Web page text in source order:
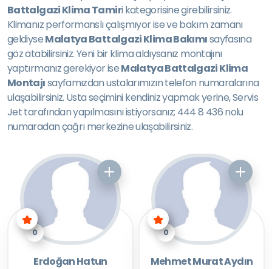
Battalgazi Klima Tamiri kategorisine girebilirsiniz.
Klimanız performanslı çalışmıyor ise ve bakım zamanı
geldiyseMalatya Battalgazi Klima Bakımısayfasına
göz atabilirsiniz. Yeni bir klima aldıysanız montajını
yaptırmanız gerekiyor iseMalatya Battalgazi Klima
Montajısayfamızdan ustalarımızın telefon numaralarına
ulaşabilirsiniz. Usta seçimini kendiniz yapmak yerine, Servis
Jet tarafından yapılmasını istiyorsanız; 444 8 436 nolu
numaradan çağrı merkezine ulaşabilirsiniz.
0
Erdoğan Hatun
0
Mehmet Murat Aydın